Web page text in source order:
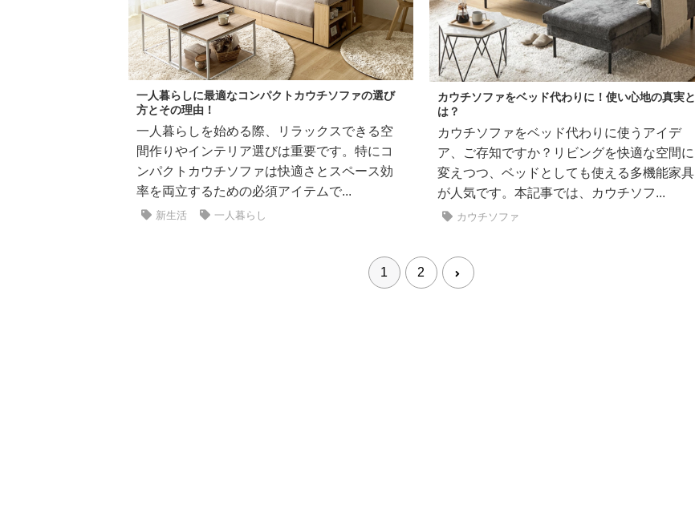
一人暮らしに最適なコンパクトカウチソファの選び
方とその理由！
一人暮らしを始める際、リラックスできる空
間作りやインテリア選びは重要です。特にコ
ンパクトカウチソファは快適さとスペース効
率を両立するための必須アイテムで...
新生活 一人暮らし
カウチソファをベッド代わりに！使い心地の真実と
は？
カウチソファをベッド代わりに使うアイデ
ア、ご存知ですか？リビングを快適な空間に
変えつつ、ベッドとしても使える多機能家具
が人気です。本記事では、カウチソフ...
カウチソファ
1 2